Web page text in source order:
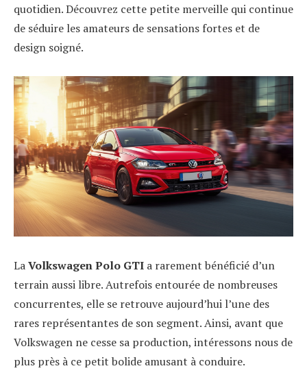
quotidien. Découvrez cette petite merveille qui continue
de séduire les amateurs de sensations fortes et de
design soigné.
LaVolkswagen Polo GTI a rarement bénéficié d’un
terrain aussi libre. Autrefois entourée de nombreuses
concurrentes, elle se retrouve aujourd’hui l’une des
rares représentantes de son segment. Ainsi, avant que
Volkswagen ne cesse sa production, intéressons nous de
plus près à ce petit bolide amusant à conduire.